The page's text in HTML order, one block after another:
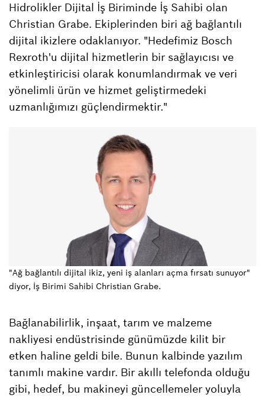
Hidrolikler Dijital İş Biriminde İş Sahibi olan
Christian Grabe. Ekiplerinden biri ağ bağlantılı
dijital ikizlere odaklanıyor. "Hedefimiz Bosch
Rexroth'u dijital hizmetlerin bir sağlayıcısı ve
etkinleştiricisi olarak konumlandırmak ve veri
yönelimli ürün ve hizmet geliştirmedeki
uzmanlığımızı güçlendirmektir."
"Ağ bağlantılı dijital ikiz, yeni iş alanları açma fırsatı sunuyor"
diyor, İş Birimi Sahibi Christian Grabe.
Bağlanabilirlik, inşaat, tarım ve malzeme
nakliyesi endüstrisinde günümüzde kilit bir
etken haline geldi bile. Bunun kalbinde yazılım
tanımlı makine vardır. Bir akıllı telefonda olduğu
gibi, hedef, bu makineyi güncellemeler yoluyla